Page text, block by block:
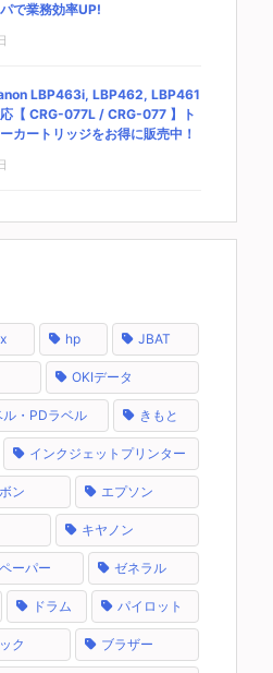
で業務効率UP!
LBP463i, LBP462, LBP461
【 CRG-077L / CRG-077 】ト
カートリッジをお得に販売中！
hp JBAT
OKIデータ
・PDラベル きもと
インクジェットプリンター
ン エプソン
キヤノン
ーパー ゼネラル
ドラム パイロット
ク ブラザー